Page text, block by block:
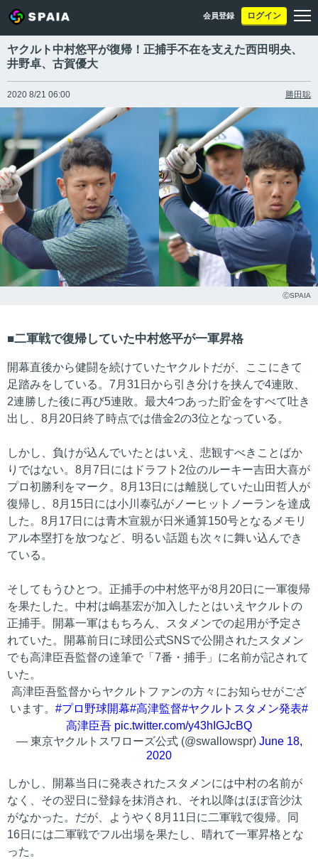
会員登録 ログイン
ヤクルト中村悠平が復帰！正捕手不在を支えた西田明央、
井野卓、古賀優大
2020 8/21 06:00 勝田聡
ⒸSPAIA
二軍戦で復帰していた中村悠平が一軍昇格
開幕直後から健闘を続けていたヤクルトだが、ここにきて
足踏みをしている。7月31日から引き分けを挟んで4連敗、
2連勝した後に再び5連敗。最大4つあった貯金をすべて吐き
出し、8月20日終了時点では借金2の3位となっている。
しかし、負けが込んでいたとはいえ、悲観すべきことばか
りではない。8月7日にはドラフト2位のルーキー吉田大喜が
プロ初勝利をマーク。8月13日には離脱していた山田哲人が
復帰し、8月15日には小川泰弘がノーヒットノーランを達成
した。8月17日には青木宣親が日米通算150号となるメモリ
アル本塁打を放つなど、明るい話題も次々に舞い込んでき
ている。
そしてもうひとつ。正捕手の中村悠平が8月20日に一軍復帰
を果たした。中村は嶋基宏が加入したとはいえヤクルトの
正捕手。開幕一軍はもちろん、スタメンでの起用が予定さ
れていた。開幕前日に球団公式SNSで公開されたスタメン
でも高津臣吾監督の達筆で「7番・捕手」に名前が記されて
いた。
高津臣吾監督からヤクルトファンの方々にお知らせがござ
います。 #プロ野球開幕#高津監督#ヤクルトスタメン発表#
高津臣吾 pic.twitter.com/y43hIGJcBQ
— 東京ヤクルトスワローズ公式 (@swallowspr) June 18,
2020
しかし、開幕当日に発表されたスタメンには中村の名前が
なく、その翌日に登録を抹消され、それ以降はほぼ音沙汰
がなかった。だが、ようやく8月11日に二軍戦で復帰。同
16日には二軍戦でフル出場を果たし、晴れて一軍昇格とな
った。